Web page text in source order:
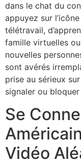
dans le chat du
appuyez sur
télétravail,
famille virtuelles
nouvelles
sont avérés
prise au sérieux
signaler ou
Se
Vidéo